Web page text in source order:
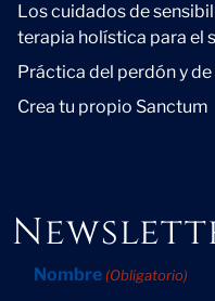
Los cuidados de
terapia holística para el
Práctica del perdón y
Crea tu propio Sanctum
Nombre (Obligatorio)